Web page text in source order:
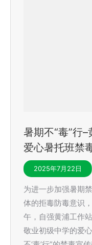
暑期不“毒”行
爱心暑托班禁
2025年7月22日
为进一步加强暑期
体的拒毒防毒意识
午，自强黄浦工作
敬业初级中学的爱